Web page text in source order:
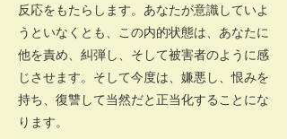
反応をもたらします。あなたが意識していよ
うといなくとも、この内的状態は、あなたに
他を責め、糾弾し、そして被害者のように感
じさせます。そして今度は、嫌悪し、恨みを
持ち、復讐して当然だと正当化することにな
ります。